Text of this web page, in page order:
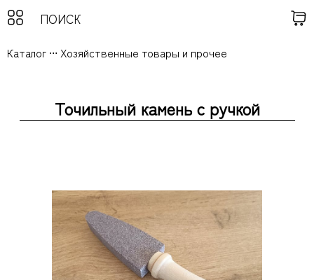
Каталог ... Хозяйственные товары и прочее
Точильный камень с ручкой